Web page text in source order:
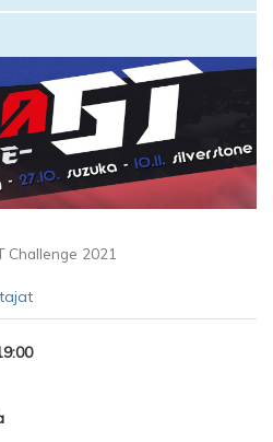
Challenge 2021